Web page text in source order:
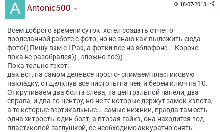
 18-07-2013 
Antonio500
Всем доброго времени суток, хотел создать отчет о
проделанной работе с фото, но не знаю как выложить сюда
фото(( Пишу вам с I Pad, а фотки все на яблофоне... Короче
пока не разобрался)) , сложно все))
Пока только текст:
дак вот, на самом деле все просто- снимаем пластиковую
накладку, отщелкнув все пистоны на ней, и берем ключ на 10.
Откручиваем два болта слева, на центральной панели, два
справа, и два по центру, но не те которые держут замок капота,
а те которые вертикальные... самые нижнии, правда там есть
одна хитрость, один болт, а вторая гайка, она находится под
пластиковой заглушкой, ее необходимо аккуратно снять.